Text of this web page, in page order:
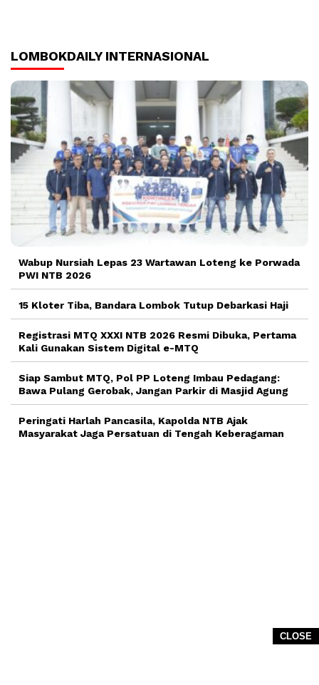
CLOSE
LOMBOKDAILY INTERNASIONAL
Wabup Nursiah Lepas 23 Wartawan Loteng ke Porwada
PWI NTB 2026
15 Kloter Tiba, Bandara Lombok Tutup Debarkasi Haji
Registrasi MTQ XXXI NTB 2026 Resmi Dibuka, Pertama
Kali Gunakan Sistem Digital e-MTQ
Siap Sambut MTQ, Pol PP Loteng Imbau Pedagang:
Bawa Pulang Gerobak, Jangan Parkir di Masjid Agung
Peringati Harlah Pancasila, Kapolda NTB Ajak
Masyarakat Jaga Persatuan di Tengah Keberagaman